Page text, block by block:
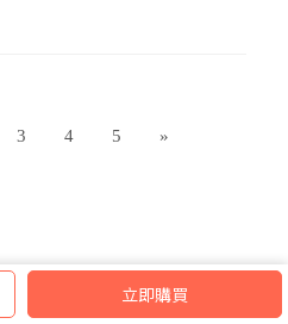
立即購買
3 4 5 »